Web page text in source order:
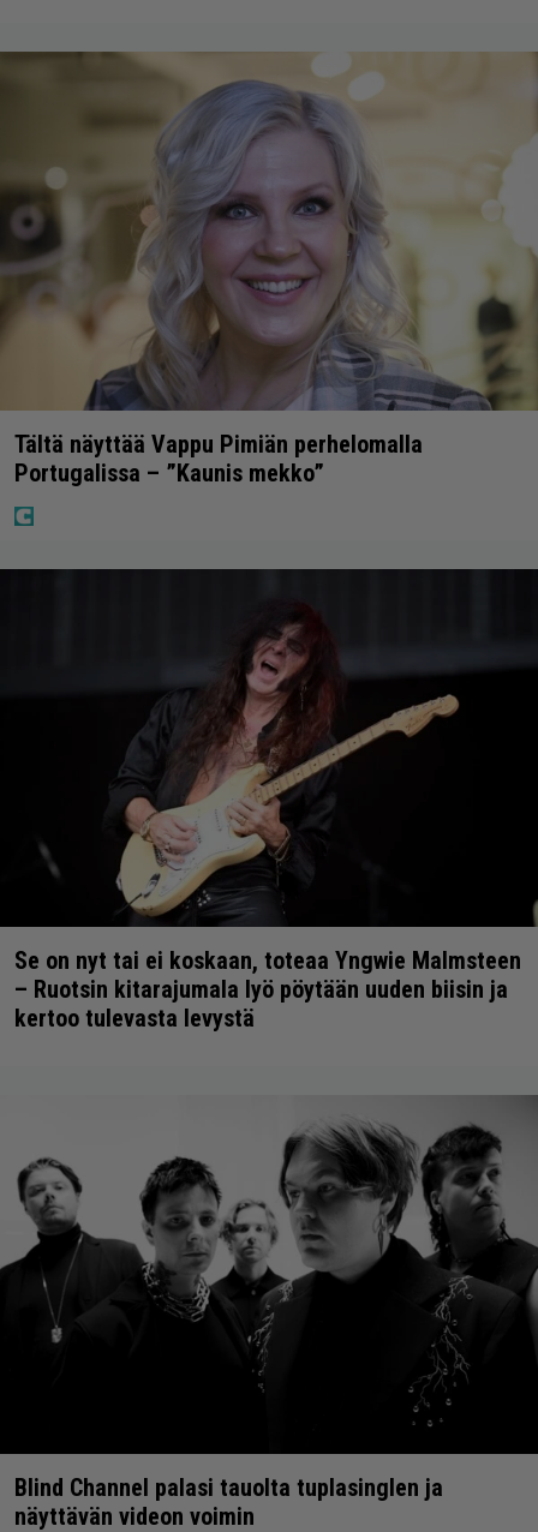
Tältä näyttää Vappu Pimiän perhelomalla
Portugalissa – ”Kaunis mekko”
Se on nyt tai ei koskaan, toteaa Yngwie Malmsteen
– Ruotsin kitarajumala lyö pöytään uuden biisin ja
kertoo tulevasta levystä
Blind Channel palasi tauolta tuplasinglen ja
näyttävän videon voimin